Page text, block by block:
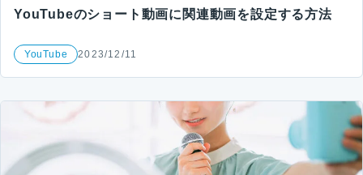
YouTubeのショート動画に関連動画を設定する方法
YouTube 2023/12/11